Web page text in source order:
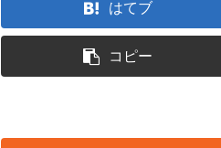
はてブ
コピー